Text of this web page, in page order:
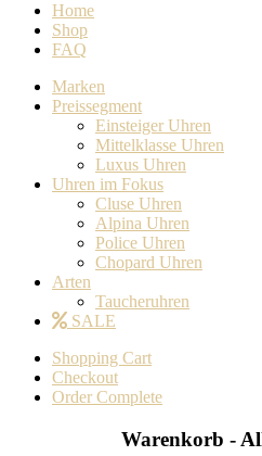
Home
Shop
FAQ
Marken
Preissegment
Einsteiger Uhren
Mittelklasse Uhren
Luxus Uhren
Uhren im Fokus
Cluse Uhren
Alpina Uhren
Police Uhren
Chopard Uhren
Arten
Taucheruhren
SALE
Shopping Cart
Checkout
Order Complete
Warenkorb -